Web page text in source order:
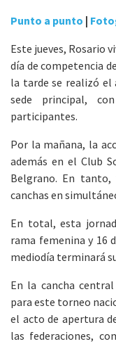
Punto a punto |
Este jueves, Rosario
día de competencia
la tarde se realizó el
sede principal,
participantes.
Por la mañana, la
además en el Club
Belgrano. En
canchas en
En total, esta
rama femenina y 16
mediodía terminará
En la cancha
para este torneo
el acto de apertura
las federaciones,